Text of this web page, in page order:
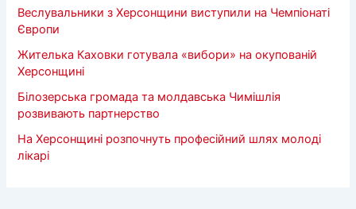
Веслувальники з Херсонщини виступили на Чемпіонаті
Європи
Жителька Каховки готувала «вибори» на окупованій
Херсонщині
Білозерська громада та молдавська Чимішлія
розвивають партнерство
На Херсонщині розпочнуть професійний шлях молоді
лікарі